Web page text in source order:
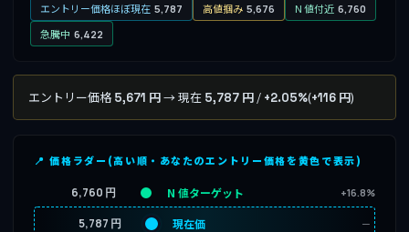
エントリー価格ほぼ現在 5,787 高値掴み 5,676 N 値付近 6,760
急騰中 6,422
エントリー価格 5,671 円→ 現在 5,787 円 / +2.05%(+116 円)
📍 価格ラダー(高い順・あなたのエントリー価格を黄色で表示)
6,760 円 N 値ターゲット +16.8%
5,787 円 現在価 ─